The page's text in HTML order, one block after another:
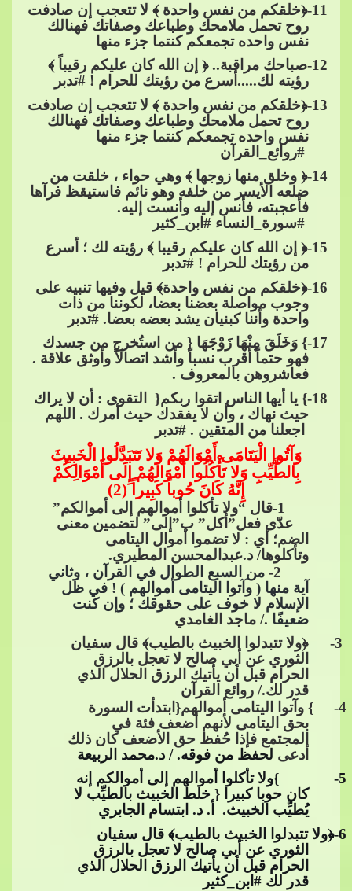
11-﴿خلقكم من نفس واحدة​​﴾ ﻻ تتعجب إن صادفت
روح تحمل ملامحك وطباعك وصفاتك فهنالك
نفس واحده تجمعكم كنتما جزء منها
12-صباحك مراقبة.. ﴿ إن الله كان عليكم رقيباً ﴾
رؤيته لك.....أسرع من رؤيتك للحرام !​​ #تدبر
13-﴿خلقكم من​​ نفس واحدة ﴾ ﻻ تتعجب إن صادفت
روح تحمل ملامحك وطباعك وصفاتك فهنالك
نفس واحده تجمعكم كنتما جزء منها​​
#روائع_القرآن
14-﴿ وخلق منها زوجها ﴾ وهي حواء ، خلقت من
ضلعه الأيسر من خلفه وهو نائم فاستيقظ فرآها
فأعجبته، فأنس إليه وأنست إليه.​​
#سورة_النساء #ابن_كثير
15-﴿ إن الله كان عليكم رقيبا ​​ ﴾ رؤيته لك ؛ أسرع
من رؤيتك للحرام !​​ #تدبر
16-﴿خلقكم من نفس واحدة﴾ قيل وفيها تنبيه على
وجوب مواصلة بعضنا بعضا، لكوننا من ذات
واحدة وأننا كبنيان يشد بعضه بعضا.​​ #تدبر
17-} وَخَلَقَ مِنْهَا زَوْجَهَا { من استُخرج من جسدك
فهو حتماً أقرب نسباً وأشد اتصالاً وأوثق علاقة .
فعاشروهن بالمعروف .
18-} يا أيها الناس اتقوا ربكم{ ​​ التقوى : أن ﻻ يراك
حيث نهاك ، وأن ﻻ يفقدك حيث أمرك . اللهم​​
اجعلنا من المتقين .​​ #تدبر
وَآتُوا الْيَتَامَى أَمْوَالَهُمْ وَلا تَتَبَدَّلُوا الْخَبِيثَ
بِالطَّيِّبِ وَلا تَأْكُلُوا أَمْوَالَهُمْ إِلَى أَمْوَالِكُمْ
إِنَّهُ كَانَ حُوباً كَبِيراً (2)
1-قال “ولا تأكلوا أموالهم إلى أموالكم”
عدّى فعل”أكل” ب”إلى” لتضمين معنى
الضم؛ أي : لا تضموا أموال اليتامى
وتأكلوها/ د.عبدالمحسن المطيري.
من السبع الطوال في القرآن ، وثاني
آية منها ( وآتوا اليتامى أموالهم ) ! في ظل
الإسلام لا خوف على حقوقك ​​ ؛ وإن كنت
ضعيفًا ./ ماجد الغامدي
﴿وﻻ تتبدلوا الخبيث بالطيب﴾ قال سفيان
الثوري عن أبي صالح لا تعجل بالرزق
الحرام قبل أن يأتيك الرزق الحلال الذي
قدر لك./ روائع القرآن
4
-
} وآتوا اليتامى أموالهم{ابتدأت السورة
بحق اليتامى لأنهم أضعف فئة في
المجتمع فإذا حُفظ حق الأضعف كان ذلك
أدعى​​ لحفظ من فوقه. / د.محمد الربيعة
5- }ولا تأكلوا أموالهم إلى أموالكم إنه
كان حوبا كبيرا { خلط الخبيث بالطيِّب لا
يُطيِّب الخبيث. ​​ أ. د. ابتسام الجابري
6-﴿وﻻ تتبدلوا الخبيث بالطيب﴾ قال سفيان
الثوري ​​ عن أبي صالح لا تعجل بالرزق
الحرام قبل أن يأتيك الرزق الحلال الذي
قدر لك​​ #ابن_كثير